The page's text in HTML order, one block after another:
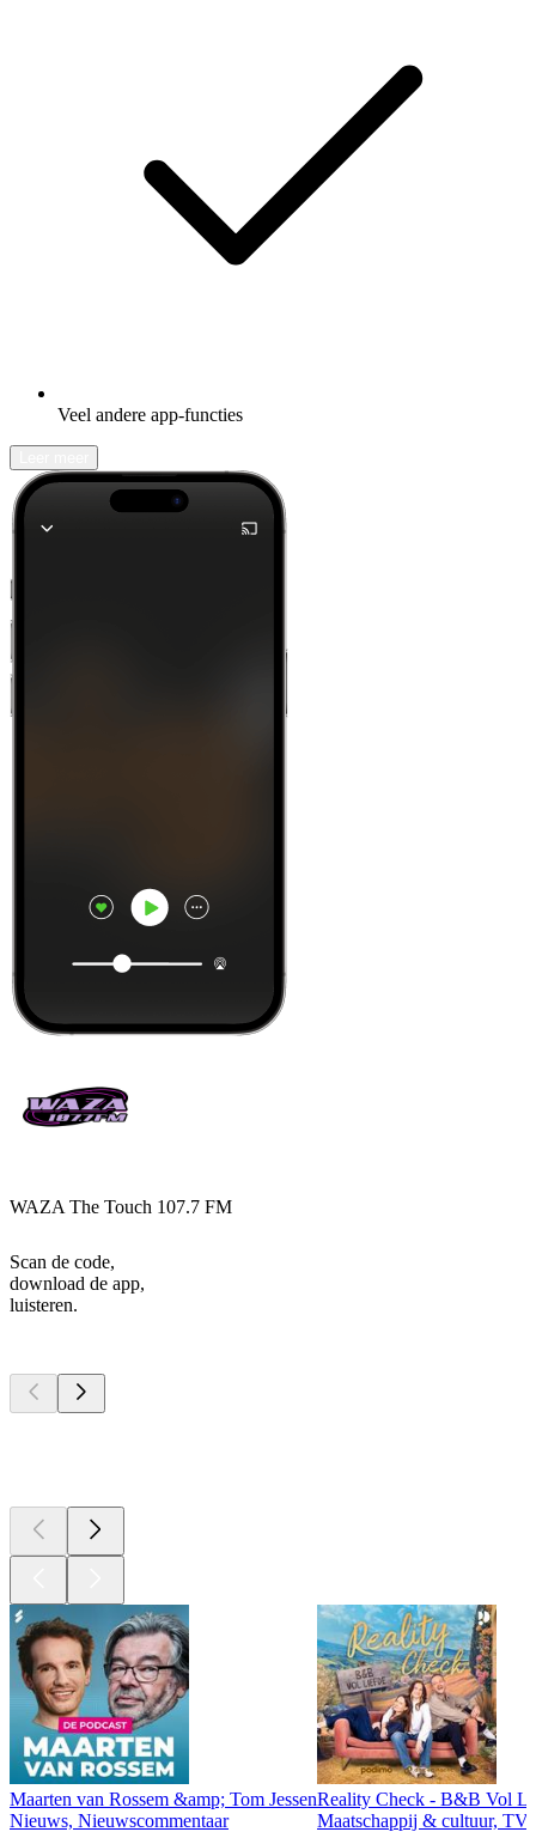
Veel andere app-functies
WAZA The Touch 107.7 FM
Scan de code,
download de app,
luisteren.
Maarten van Rossem &amp; Tom Jessen
Nieuws, Nieuwscommentaar
Reality Check - B&B Vol
Maatschappij & cultuur,